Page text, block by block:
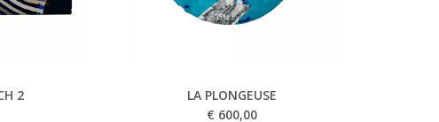
2
LA PLONGEUSE
€ 600,00